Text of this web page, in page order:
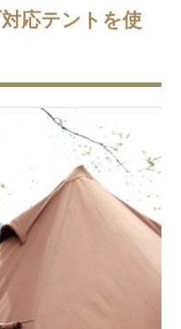
応テントを使